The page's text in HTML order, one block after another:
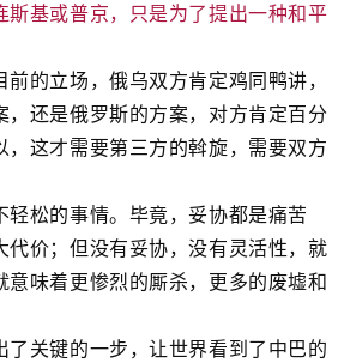
斯基或普京，只是为了提出一种和平
的立场，俄乌双方肯定鸡同鸭讲，
，还是俄罗斯的方案，对方肯定百分
，这才需要第三方的斡旋，需要双方
轻松的事情。毕竟，妥协都是痛苦
代价；但没有妥协，没有灵活性，就
意味着更惨烈的厮杀，更多的废墟和
了关键的一步，让世界看到了中巴的